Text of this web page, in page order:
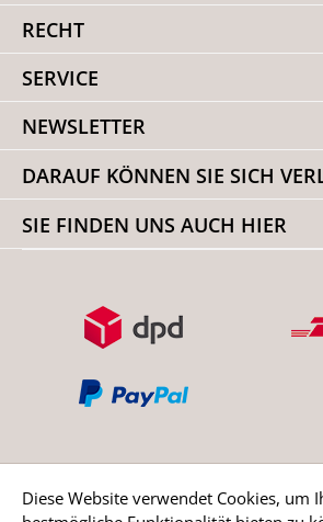
RECHT
SERVICE
NEWSLETTER
DARAUF KÖNNEN SIE SICH
SIE FINDEN UNS AUCH HIER
Diese Website verwendet Cookies, um